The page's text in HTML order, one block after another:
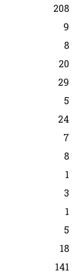
208
9
8
20
29
5
24
7
8
1
3
1
5
18
141